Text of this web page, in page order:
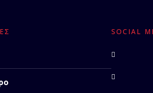
SOCIAL